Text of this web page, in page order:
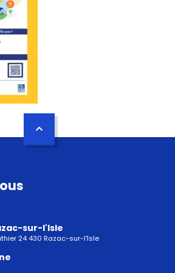
sur-l'Isle
24 430 Razac-sur-l'Isle